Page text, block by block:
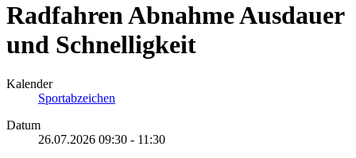
Radfahren Abnahme Ausdauer
und Schnelligkeit
Kalender
Sportabzeichen
Datum
26.07.2026 09:30 - 11:30